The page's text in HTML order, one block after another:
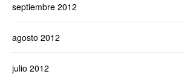
septiembre 2012
agosto 2012
julio 2012